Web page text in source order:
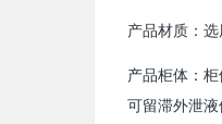
产品材质：
产品柜体：
可留滞外泄